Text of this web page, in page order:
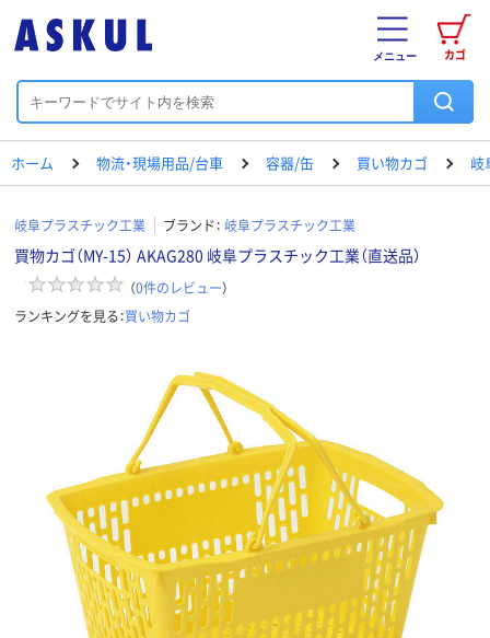
カゴ
メニュー
ホーム 物流・現場用品/台車 容器/缶 買い物カゴ 岐
岐阜プラスチック工業 ブランド： 岐阜プラスチック工業
買物カゴ（MY-15） AKAG280 岐阜プラスチック工業（直送品）
（0件のレビュー）
ランキングを見る：買い物カゴ